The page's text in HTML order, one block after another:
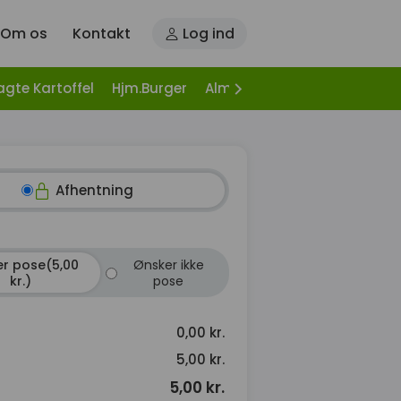
Om os Kontakt Log ind
Kartoffel Hjm.Burger Alm. Burger
Afhentning
pose(5,00
kr.)
Ønsker ikke
pose
0,00 kr.
5,00 kr.
5,00 kr.